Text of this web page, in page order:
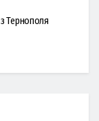
Тернополя